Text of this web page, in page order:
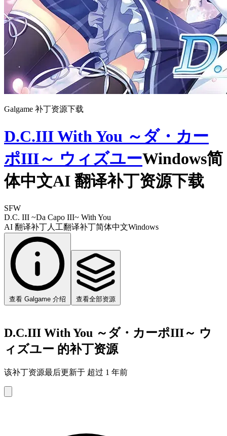
Galgame 补丁资源下载
D.C.III With You ～ダ・カー
ポIII～ ウィズユーWindows简
体中文AI 翻译补丁资源下载
SFW
D.C. III ~Da Capo III~ With You
AI 翻译补丁人工翻译补丁简体中文Windows
查看 Galgame 介绍 查看全部资源
D.C.III With You ～ダ・カーポIII～ ウ
ィズユー 的补丁资源
该补丁资源最后更新于 超过 1 年前